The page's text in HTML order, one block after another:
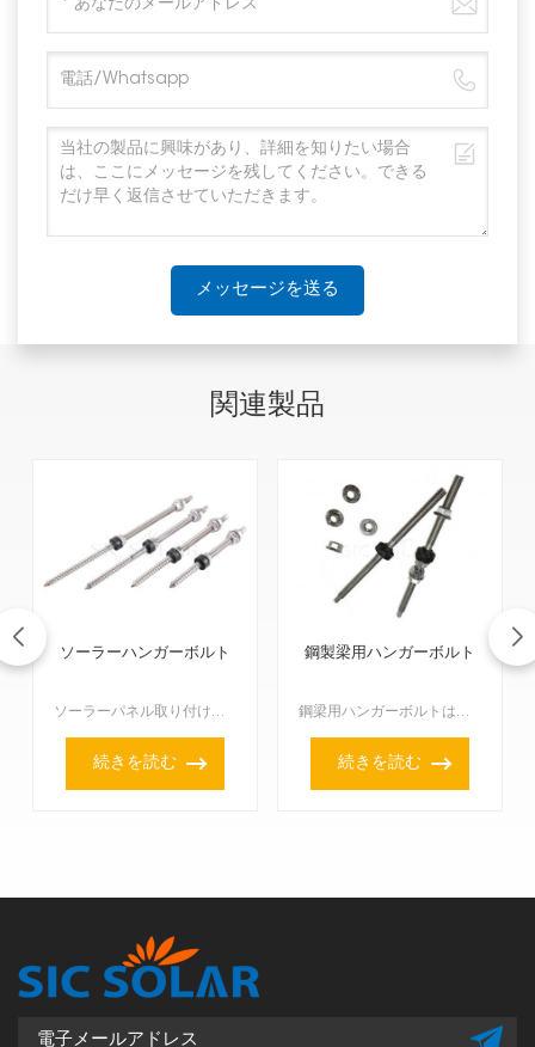
メッセージを送る
関連製品
ソーラーハンガーボルト
ソーラーパネル取り付けボルトは、ソーラーパネルを様々な種類の屋根、�
続きを読む
鋼製梁用ハンガーボルト
鋼梁用ハンガーボルトは、太陽光発電設備、建築物、産業用途などでよく見られる一般的な締結部品です。鋼梁に物をしっかりと固定するために作られており、あらゆる種類の構造物や部品を丈夫で信頼性の高い方法で接続...
続きを読む